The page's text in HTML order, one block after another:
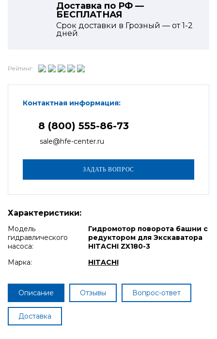
Доставка по РФ —
БЕСПЛАТНАЯ
Срок доставки в Грозный — от1-2
дней
Рейтинг:
Контактная информация:
8 (800) 555-86-73
sale@hfe-center.ru
Характеристики:
Модель
гидравлического
насоса:
Гидромотор поворота башни с
редуктором для Экскаватора
HITACHI ZX180-3
Марка:
HITACHI
Описание Отзывы Вопрос-ответ
Доставка